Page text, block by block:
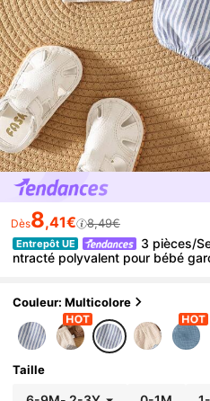
Dès8,41€ 8,49€
Entrepôt UE
3 pièces/
ntracté polyvalent pour bébé
ces
Couleur: Multicolore
Taille